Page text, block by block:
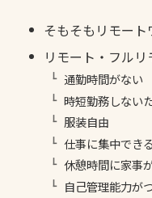
そもそもリモート
リモート・フル
通勤時間がない
時短勤務しない
服装自由
仕事に集中できる
休憩時間に家事
自己管理能力が